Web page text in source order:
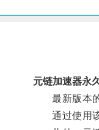
元链加速器永
最新版本的
通过使用该